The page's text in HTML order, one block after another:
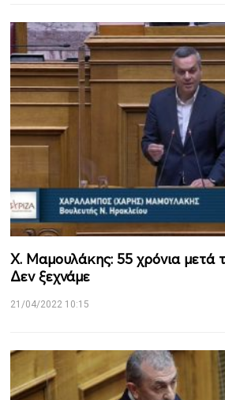
Χ. Μαμουλάκης: 55 χρόνια μετά
Δεν ξεχνάμε
21/04/2022 10:15